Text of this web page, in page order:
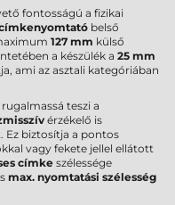
fontosságú a fizikai
belső
127 mm külső
a készülék a 25 mm
ami az asztali kategóriában
teszi a
érzékelő is
Ez biztosítja a pontos
vagy fekete jellel ellátott
címke szélessége
max. nyomtatási szélesség